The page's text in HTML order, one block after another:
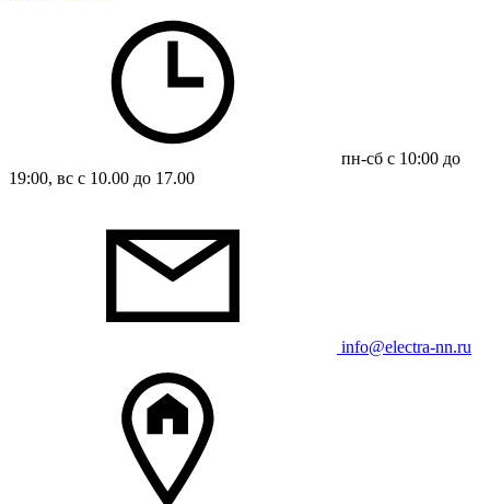
пн-сб с 10:00 до
19:00, вс с 10.00 до 17.00
info@electra-nn.ru